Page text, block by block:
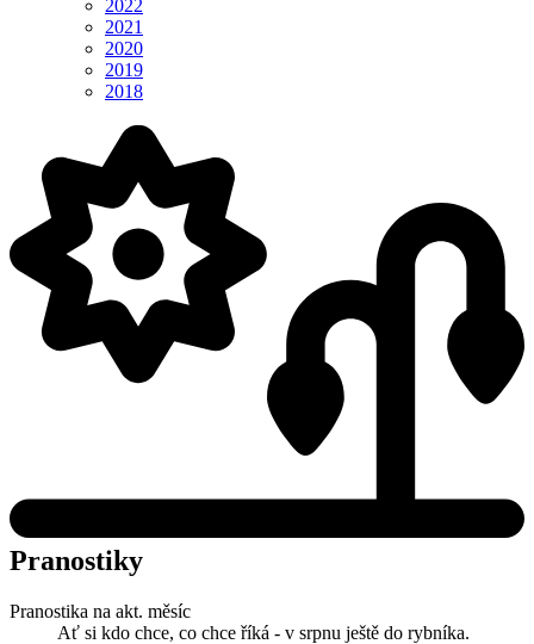
2022
2021
2020
2019
2018
Pranostiky
Pranostika na akt. měsíc
Ať si kdo chce, co chce říká - v srpnu ještě do rybníka.